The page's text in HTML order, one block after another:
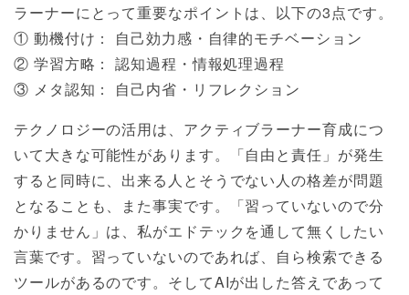
ラーナーにとって重要なポイントは、以下の3点です。
① 動機付け： 自己効力感・自律的モチベーション
② 学習方略： 認知過程・情報処理過程
③ メタ認知： 自己内省・リフレクション
テクノロジーの活用は、アクティブラーナー育成につ
いて大きな可能性があります。「自由と責任」が発生
すると同時に、出来る人とそうでない人の格差が問題
となることも、また事実です。「習っていないので分
かりません」は、私がエドテックを通して無くしたい
言葉です。習っていないのであれば、自ら検索できる
ツールがあるのです。そしてAIが出した答えであって